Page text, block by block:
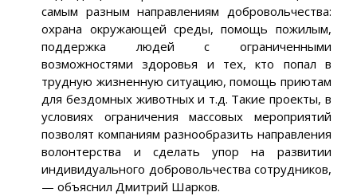
самым разным направлениям добровольчества:
охрана окружающей среды, помощь пожилым,
поддержка людей с ограниченными
возможностями здоровья и тех, кто попал в
трудную жизненную ситуацию, помощь приютам
для бездомных животных и т.д. Такие проекты, в
условиях ограничения массовых мероприятий
позволят компаниям разнообразить направления
волонтерства и сделать упор на развитии
индивидуального добровольчества сотрудников,
— объяснил Дмитрий Шарков.